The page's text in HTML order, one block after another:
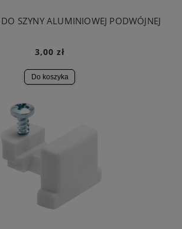
SZYNY ALUMINIOWEJ PODWÓJNEJ
3,00 zł
Do koszyka